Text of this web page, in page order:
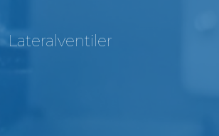
Lateralventiler